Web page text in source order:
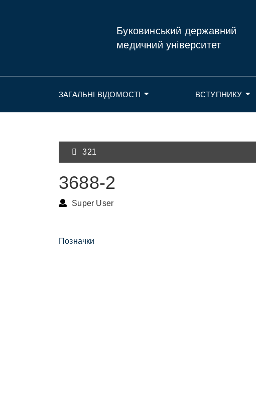
Буковинський державний
медичний університет
ЗАГАЛЬНІ ВІДОМОСТІ ВСТУПНИКУ
321
3688-2
Super User
Позначки